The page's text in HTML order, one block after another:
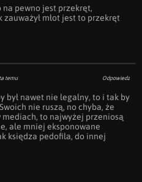
na pewno jest przekręt,
młot jest to przekręt
temu Odpowiedz
był nawet nie legalny, to i tak by
nie ruszą, no chyba, że
to najwyżej przeniosą
ale mniej eksponowane
księdza pedofila, do innej